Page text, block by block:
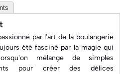
par l'art de la boulangerie
été fasciné par la magie qui
mélange de simples
pour créer des délices